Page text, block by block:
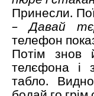
Принесли.
– Давай
телефон
Потім
телєфона і
табло.